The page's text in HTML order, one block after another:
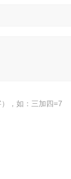
，如：三加四=7